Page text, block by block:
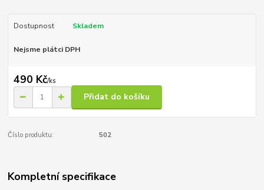
Dostupnost Skladem
Nejsme plátci DPH
490 Kč/ks
Přidat do košíku
Číslo produktu: 502
Kompletní specifikace